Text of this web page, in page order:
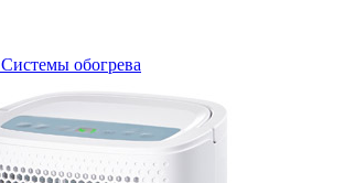
Системы обогрева